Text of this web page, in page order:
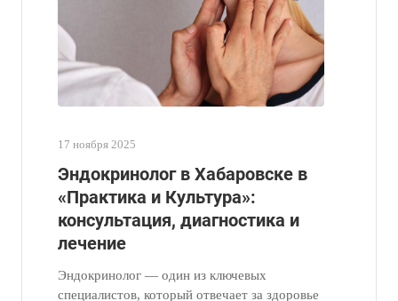
17 ноября 2025
Эндокринолог в Хабаровске в
«Практика и Культура»:
консультация, диагностика и
лечение
Эндокринолог — один из ключевых
специалистов, который отвечает за здоровье